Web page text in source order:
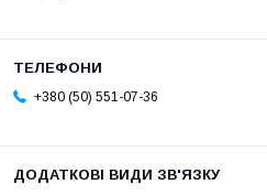
+380 (50) 551-07-36